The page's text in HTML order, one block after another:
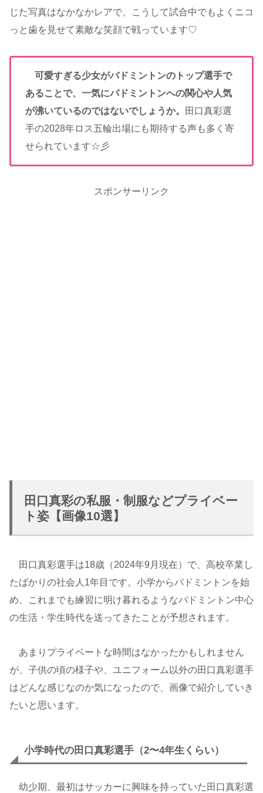
じた写真はなかなかレアで、こうして試合中でもよくニコ
っと歯を見せて素敵な笑顔で戦っています♡
可愛すぎる少女がバドミントンのトップ選手で
あることで、一気にバドミントンへの関心や人気
が沸いているのではないでしょうか。
田口真彩選
手の2028年ロス五輪出場にも期待する声も多く寄
せられています☆彡
スポンサーリンク
田口真彩の私服・制服などプライベー
ト姿【画像10選】
田口真彩選手は18歳（2024年9月現在）で、高校卒業し
たばかりの社会人1年目です。小学からバドミントンを始
め、これまでも練習に明け暮れるようなバドミントン中心
の生活・学生時代を送ってきたことが予想されます。
あまりプライベートな時間はなかったかもしれません
が、子供の頃の様子や、ユニフォーム以外の田口真彩選手
はどんな感じなのか気になったので、画像で紹介していき
たいと思います。
小学時代の田口真彩選手（2〜4年生くらい）
幼少期、最初はサッカーに興味を持っていた田口真彩選